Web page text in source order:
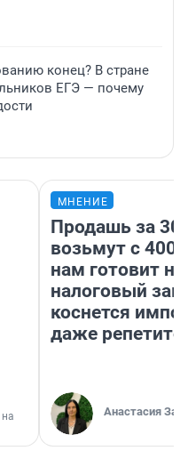
конец? В стране
ЕГЭ — почему
МНЕНИЕ
Продашь за
возьмут с
нам готовит
налоговый
коснется
даже
Анастасия